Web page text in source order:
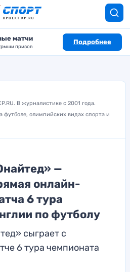
матчи
призов
Подробнее
В журналистике с 2001 года.
футболе, олимпийских видах спорта и
—
онлайн-
6 тура
по футболу
сыграет с
6 тура чемпионата